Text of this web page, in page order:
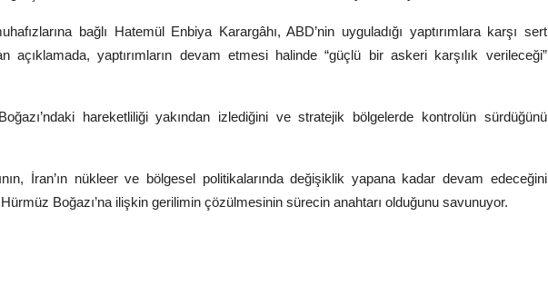
bağlı Hatemül Enbiya Karargâhı, ABD’nin uyguladığı yaptırımlara karşı sert
açıklamada, yaptırımların devam etmesi halinde “güçlü bir askeri karşılık verileceği”
hareketliliği yakından izlediğini ve stratejik bölgelerde kontrolün sürdüğünü
İran’ın nükleer ve bölgesel politikalarında değişiklik yapana kadar devam edeceğini
Boğazı’na ilişkin gerilimin çözülmesinin sürecin anahtarı olduğunu savunuyor.